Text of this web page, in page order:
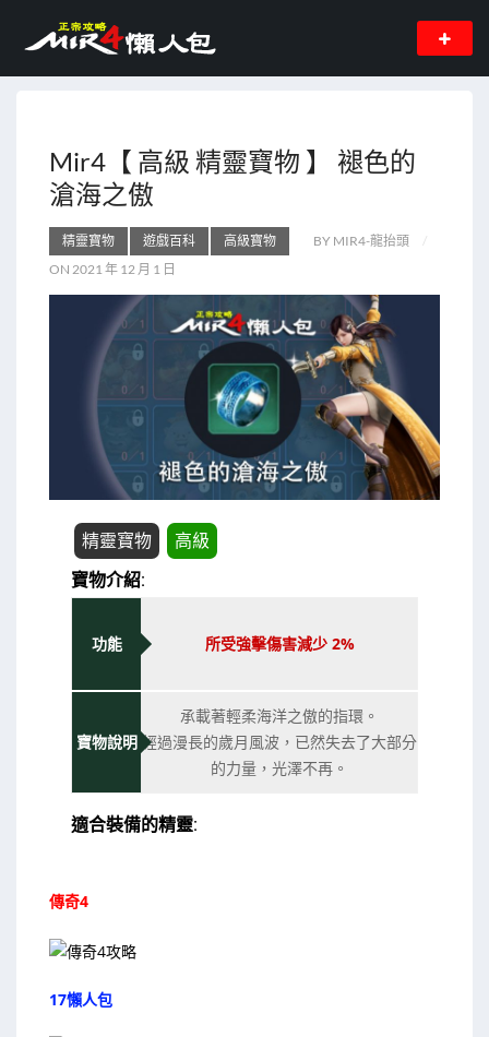
Mir4【 高級 精靈寶物 】 褪色的
滄海之傲
精靈寶物 遊戲百科 高級寶物
BY MIR4-龍抬頭
ON 2021 年 12 月 1 日
精靈寶物 高級
寶物介紹:
功能 所受強擊傷害減少 2%
寶物說明
承載著輕柔海洋之傲的指環。
經過漫長的歲月風波，已然失去了大部分
的力量，光澤不再。
適合裝備的精靈:
傳奇4
17懶人包